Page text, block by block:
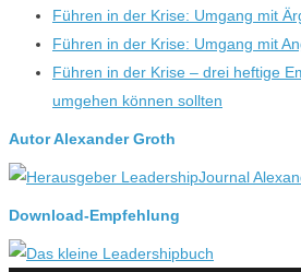
Führen in der Krise: Umgang mit
Führen in der Krise: Umgang mit
Führen in der Krise – drei heftige
umgehen können sollten
Autor Alexander Groth
Download-Empfehlung